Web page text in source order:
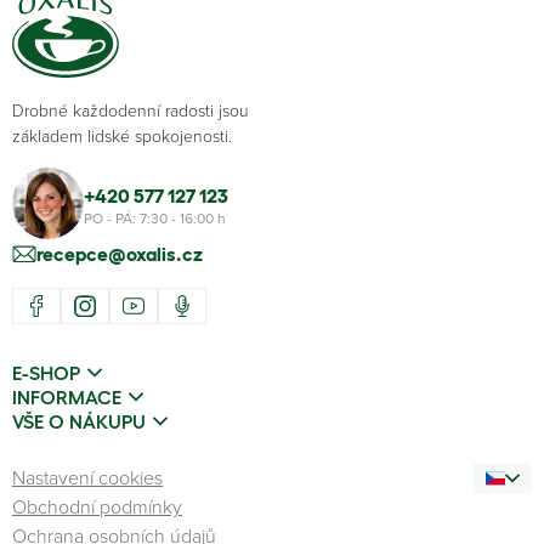
Drobné každodenní radosti jsou
základem lidské spokojenosti.
+420 577 127 123
PO - PÁ: 7:30 - 16:00 h
recepce@oxalis.cz
E-SHOP
INFORMACE
VŠE O NÁKUPU
Nastavení cookies
Obchodní podmínky
Ochrana osobních údajů